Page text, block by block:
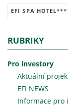
EFI SPA
RUBRIKY
Pro investory
Aktuální
EFI NEWS
Informace pro